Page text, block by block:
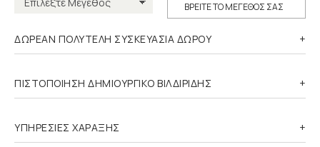
ΒΡΕΙΤΕ ΤΟ ΜΕΓΕΘΟΣ ΣΑΣ
ΔΩΡΕΑΝ ΠΟΛΥΤΕΛΗ ΣΥΣΚΕΥΑΣΙΑ ΔΩΡΟΥ
ΠΙΣΤΟΠΟΙΗΣΗ ΔΗΜΙΟΥΡΓΙΚΟ ΒΙΛΔΙΡΙΔΗΣ
ΥΠΗΡΕΣΙΕΣ ΧΑΡΑΞΗΣ